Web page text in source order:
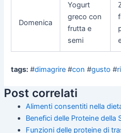
Domenica
Yogurt
greco con
frutta e
semi
tags: #dimagrire #con #gusto #
Post correlati
Alimenti consentiti nella
Benefici delle Proteine della
Funzioni delle proteine di